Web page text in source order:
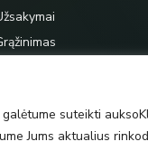
suteikti
Jums aktualius